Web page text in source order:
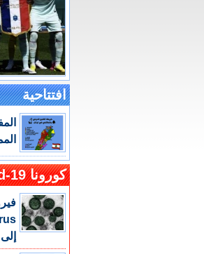
افتتاحية
كورونا Covid-19